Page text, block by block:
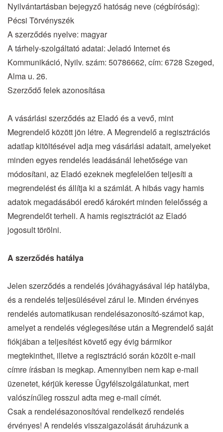
Nyilvántartásban bejegyző hatóság neve (cégbíróság):
Pécsi Törvényszék
A szerződés nyelve: magyar
A tárhely-szolgáltató adatai: Jeladó Internet és
Kommunikáció, Nyilv. szám: 50786662, cím: 6728 Szeged,
Alma u. 26.
Szerződő felek azonosítása
A vásárlási szerződés az Eladó és a vevő, mint
Megrendelő között jön létre. A Megrendelő a regisztrációs
adatlap kitöltésével adja meg vásárlási adatait, amelyeket
minden egyes rendelés leadásánál lehetősége van
módosítani, az Eladó ezeknek megfelelően teljesíti a
megrendelést és állítja ki a számlát. A hibás vagy hamis
adatok megadásából eredő károkért minden felelősség a
Megrendelőt terheli. A hamis regisztrációt az Eladó
jogosult törölni.
A szerződés hatálya
Jelen szerződés a rendelés jóváhagyásával lép hatályba,
és a rendelés teljesülésével zárul le. Minden érvényes
rendelés automatikusan rendelésazonosító-számot kap,
amelyet a rendelés véglegesítése után a Megrendelő saját
fiókjában a teljesítést követő egy évig bármikor
megtekinthet, illetve a regisztráció során közölt e-mail
címre írásban is megkap. Amennyiben nem kap e-mail
üzenetet, kérjük keresse Ügyfélszolgálatunkat, mert
valószínűleg rosszul adta meg e-mail címét.
Csak a rendelésazonosítóval rendelkező rendelés
érvényes! A rendelés visszaigazolását áruházunk a